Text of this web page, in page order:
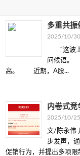
多重共振
2025/10/
“这波上
问候语。
高。 近期，A股...
内卷式竞
2025/10/
文/陈永伟
步发声，
促销行为，并提出多项限